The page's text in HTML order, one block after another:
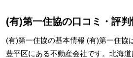
(有)第一住協の口コミ・評
(有)第一住協の基本情報 (有)第一住協
豊平区にある不動産会社です。北海